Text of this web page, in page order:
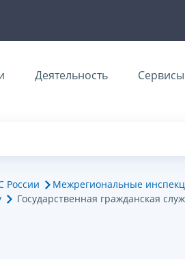
Деятельность Сервисы
России
Межрегиональные
Государственная гражданская